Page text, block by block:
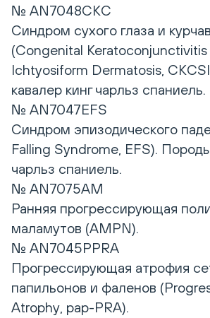
№ AN7048CKC
Синдром сухого глаза и
(Congenital
Ichtyosiform Dermatosis,
кавалер кинг чарльз спаниель.
№ AN7047EFS
Синдром эпизодического
Falling Syndrome, EFS).
чарльз спаниель.
№ AN7075AM
Ранняя прогрессирующая
маламутов (AMPN).
№ AN7045PPRA
Прогрессирующая атрофия
папильонов и фаленов
Atrophy, pap-PRA).